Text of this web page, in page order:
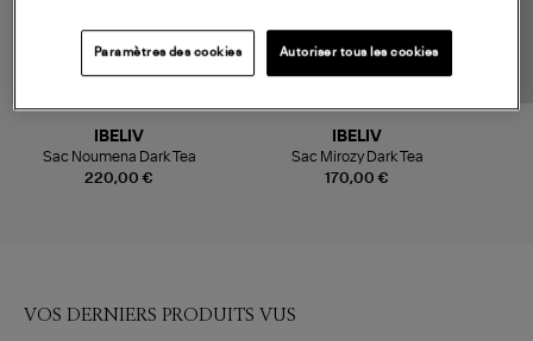
220,00 €
IBELIV
Sac Noumena Dark Tea
170,00 €
IBELIV
Sac Mirozy Dark Tea
VOS DERNIERS PRODUITS VUS
Paramètres des cookies Autoriser tous les cookies